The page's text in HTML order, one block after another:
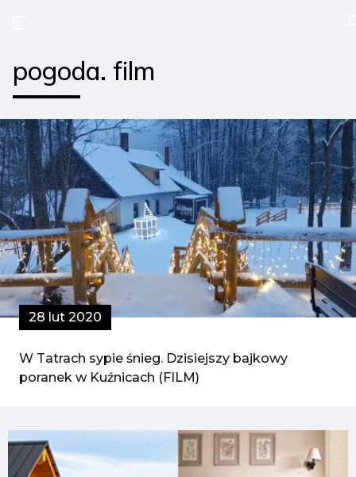
pogoda. film
28 lut 2020
W Tatrach sypie śnieg. Dzisiejszy bajkowy
poranek w Kuźnicach (FILM)